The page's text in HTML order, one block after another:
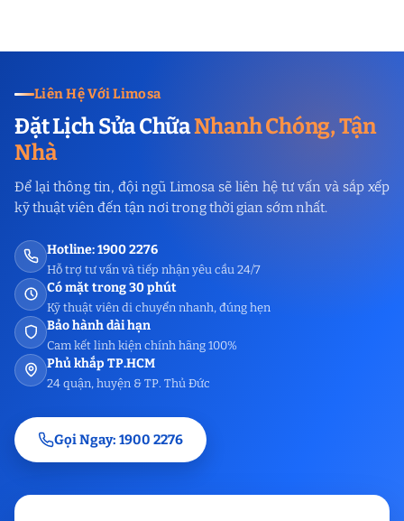
Liên Hệ Với Limosa
Đặt Lịch Sửa ChữaNhanh Chóng, Tận
Nhà
Để lại thông tin, đội ngũ Limosa sẽ liên hệ tư vấn và sắp xếp
kỹ thuật viên đến tận nơi trong thời gian sớm nhất.
Hotline: 1900 2276
Hỗ trợ tư vấn và tiếp nhận yêu cầu 24/7
Có mặt trong 30 phút
Kỹ thuật viên di chuyển nhanh, đúng hẹn
Bảo hành dài hạn
Cam kết linh kiện chính hãng 100%
Phủ khắp TP.HCM
24 quận, huyện & TP. Thủ Đức
Gọi Ngay: 1900 2276